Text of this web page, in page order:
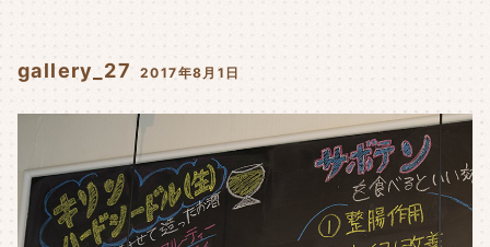
gallery_27 2017年8月1日